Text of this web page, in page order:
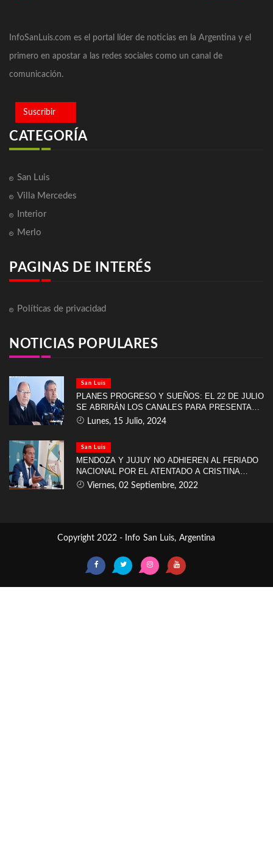
InfoSanLuis.com es el portal líder de noticias en la Argentina y el
primero en apostar a las redes sociales como un canal de
comunicación.
Suscribir
CATEGORÍA
San Luis
Villa Mercedes
Interior
Merlo
PAGINAS DE INTERÉS
Políticas de privacidad
NOTICIAS POPULARES
San Luis
PLANES PROGRESO Y SUEÑOS: EL 22 DE JULIO
SE ABRIRÁN LOS CANALES PARA PRESENTAR
LA DOCUMENTACIÓN
Lunes, 15 Julio, 2024
San Luis
MENDOZA Y JUJUY NO ADHIEREN AL FERIADO
NACIONAL POR EL ATENTADO A CRISTINA
KIRCHNER
Viernes, 02 Septiembre, 2022
Copyright 2022 - Info San Luis, Argentina